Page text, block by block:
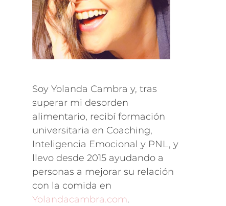
Soy Yolanda Cambra y, tras
superar mi desorden
alimentario, recibí formación
universitaria en Coaching,
Inteligencia Emocional y PNL, y
llevo desde 2015 ayudando a
personas a mejorar su relación
con la comida en
Yolandacambra.com.